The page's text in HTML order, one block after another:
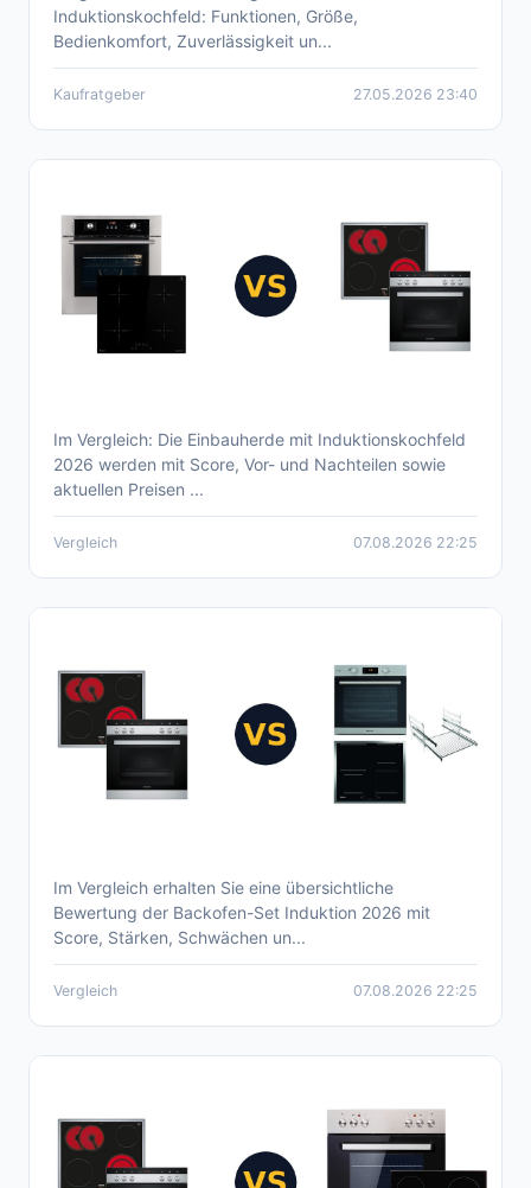
Kaufberatung 2026
Induktionskochfeld: Funktionen, Größe,
Bedienkomfort, Zuverlässigkeit un...
Kaufratgeber 27.05.2026 23:40
Aktuelle Einbauherde mit Induktionskochfeld
Vergleich 2026
Im Vergleich: Die Einbauherde mit Induktionskochfeld
2026 werden mit Score, Vor- und Nachteilen sowie
aktuellen Preisen ...
Vergleich 07.08.2026 22:25
Aktueller Backofen Set Induktion Vergleich
2026
Im Vergleich erhalten Sie eine übersichtliche
Bewertung der Backofen-Set Induktion 2026 mit
Score, Stärken, Schwächen un...
Vergleich 07.08.2026 22:25